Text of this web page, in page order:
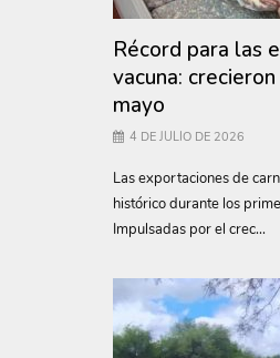
Récord para las
vacuna:
mayo
4 DE JULIO DE 2026
Las exportaciones de
histórico durante los
Impulsadas por el crec...